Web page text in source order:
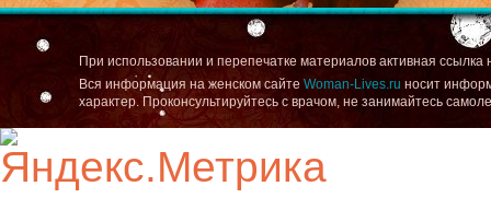
При использовании и перепечатке материалов активная ссылка
Вся информация на женском сайте Woman-Lives.ru носит
характер. Проконсультируйтесь с врачом, не занимайтесь